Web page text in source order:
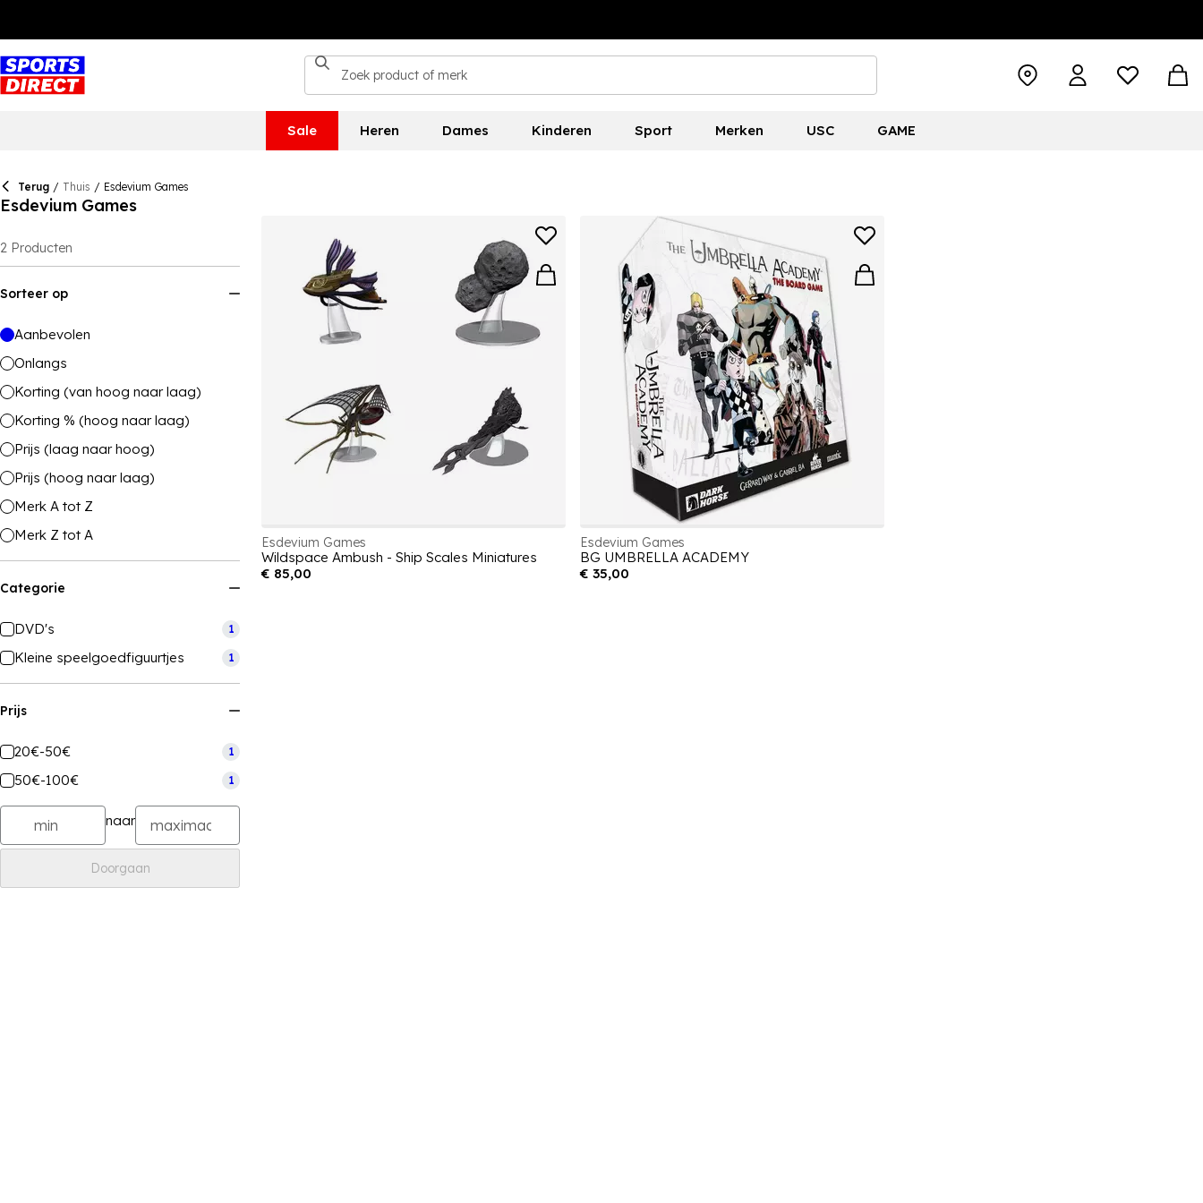
Sale Heren Dames Kinderen Sport Merken USC GAME
Terug / Thuis / Esdevium Games
Esdevium Games
2 Producten
Sorteer op
Aanbevolen
Onlangs
Korting (van hoog naar laag)
Korting % (hoog naar laag)
Prijs (laag naar hoog)
Prijs (hoog naar laag)
Merk A tot Z
Merk Z tot A
Categorie
DVD's 1
Kleine speelgoedfiguurtjes 1
Prijs
20€-50€ 1
50€-100€ 1
naar
Doorgaan
Esdevium Games
Wildspace Ambush - Ship Scales Miniatures
€ 85,00
Esdevium Games
BG UMBRELLA ACADEMY
€ 35,00